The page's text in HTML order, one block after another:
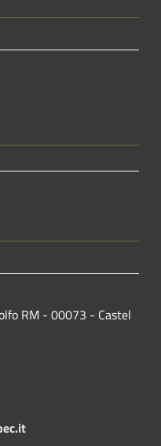
RM - 00073 - Castel